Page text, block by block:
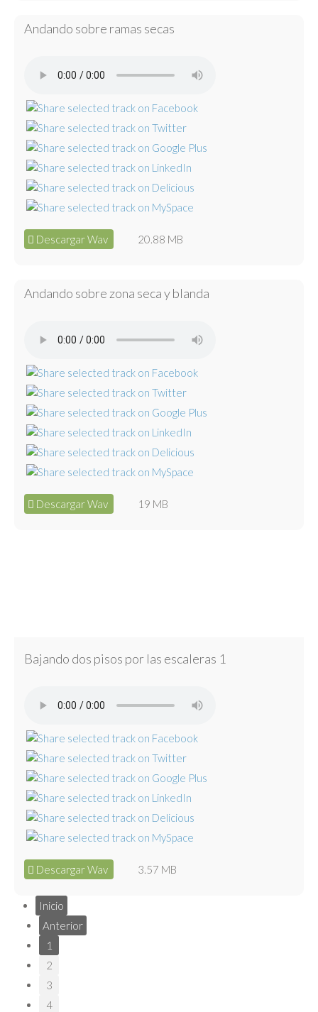
Andando sobre ramas secas
Descargar Wav 20.88 MB
Andando sobre zona seca y blanda
Descargar Wav 19 MB
Bajando dos pisos por las escaleras 1
Descargar Wav 3.57 MB
Inicio
Anterior
1
2
3
4